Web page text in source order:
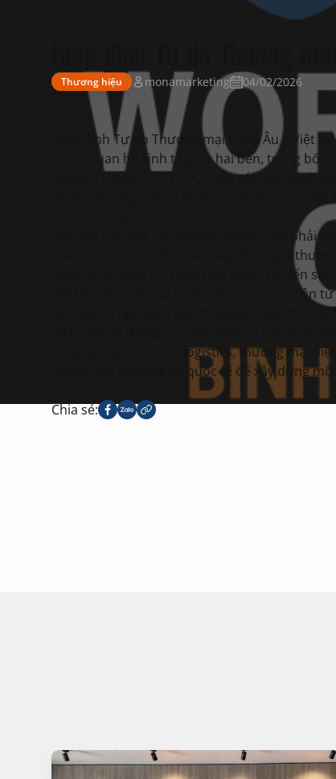
Thương hiệu monamarketing 04/02/2026
Hiệp định Tự do Thương mại Châu Âu – Việt
trong quan hệ kinh tế giữa hai bên, trong bối
đại dịch Covid-19. EVFTA, cùng với Hiệp định
Hơn lúc nào hết, các doanh nghiệp cần phải
xuất nội tại, cải thiện khả năng tham gia
công thị trường EU cũng như Quốc tế, tiến
Với bàn đạp này, xu hướng thương mại điện
công nghiệp nội thất, logistics, thương mại
nghiệp địa phương và quốc tế để xây dựng
Chia sẻ: